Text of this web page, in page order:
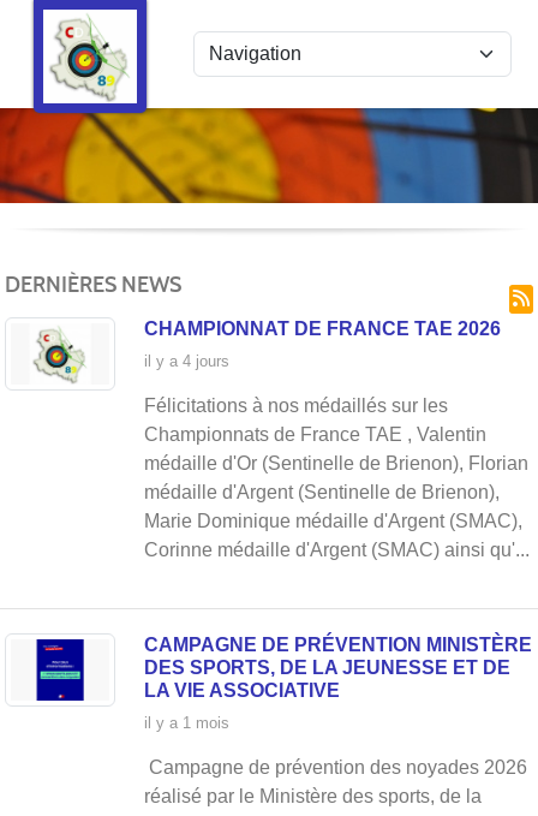
de
DERNIÈRES NEWS
CHAMPIONNAT DE FRANCE TAE 2026
il y a 4 jours
Félicitations à nos médaillés sur les
Championnats de France TAE , Valentin
médaille d'Or (Sentinelle de Brienon), Florian
médaille d'Argent (Sentinelle de Brienon),
Marie Dominique médaille d'Argent (SMAC),
Corinne médaille d'Argent (SMAC) ainsi qu'...
CAMPAGNE DE PRÉVENTION MINISTÈRE
DES SPORTS, DE LA JEUNESSE ET DE
LA VIE ASSOCIATIVE
il y a 1 mois
Campagne de prévention des noyades 2026
réalisé par le Ministère des sports, de la
Panneau de gestion des cookies